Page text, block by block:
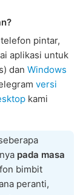
pintar,
aplikasi untuk
dan Windows
versi
kami
pada masa
bimbit
peranti,